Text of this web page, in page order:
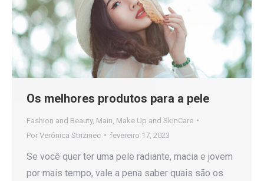
Os melhores produtos para a pele
Fashion and Beauty, Main Make Up and SkinCare
Por Verónica Strizinec fevereiro 17, 2023
Se você quer ter uma pele radiante, macia e jovem
por mais tempo, vale a pena saber quais são os